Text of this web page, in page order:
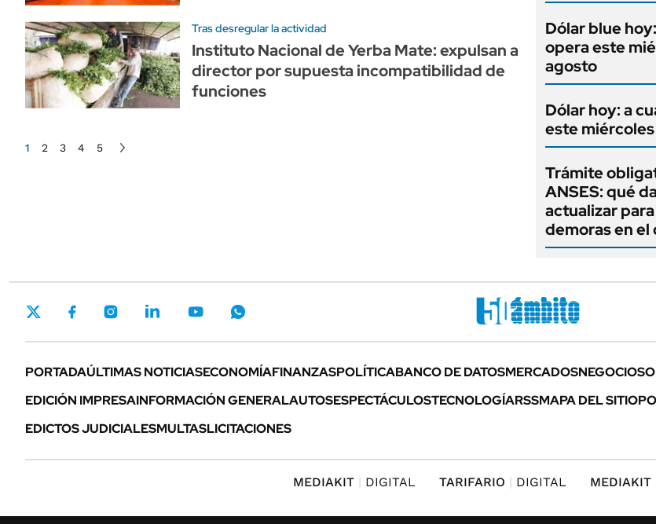
Tras desregular la actividad
Instituto Nacional de Yerba Mate: expulsan a
director por supuesta incompatibilidad de
funciones
1 2 3 4 5
Dólar blue
opera este
agosto
Dólar hoy: a
este
Trámite
ANSES: qué
actualizar
demoras en el
PORTADAÚLTIMAS NOTICIASECONOMÍAFINANZASPOLÍTICABANCO DE DATOSMERCADOSNEGOCIOS
EDICIÓN IMPRESAINFORMACIÓN GENERALAUTOSESPECTÁCULOSTECNOLOGÍARSSMAPA DEL SITIO
EDICTOS JUDICIALESMULTASLICITACIONES
MEDIAKIT DIGITAL TARIFARIO DIGITAL MEDIAKIT